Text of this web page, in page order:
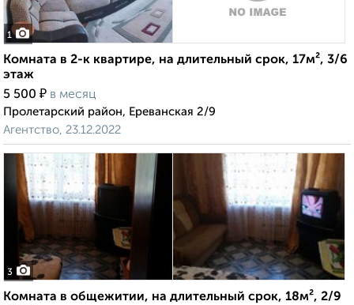
1
Комната в 2-к квартире, на длительный срок, 17м², 3/6
этаж
5 500 ₽ в месяц
Пролетарский район, Ереванская 2/9
Агентство, 23.12.2022
3
Комната в общежитии, на длительный срок, 18м², 2/9